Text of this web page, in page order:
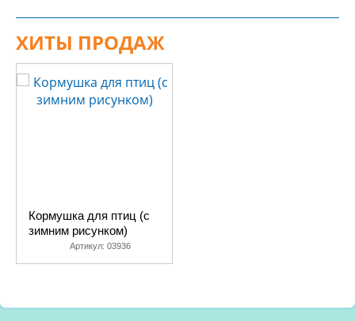
ХИТЫ ПРОДАЖ
Кормушка для птиц (с
зимним рисунком)
Артикул: 03936